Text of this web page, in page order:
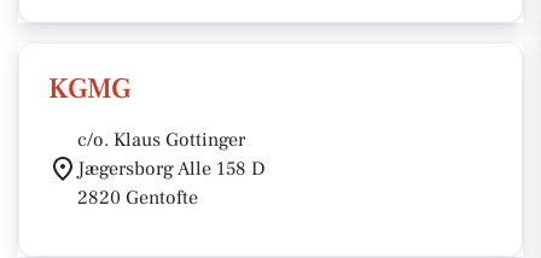
KGMG
c/o. Klaus Gottinger
Jægersborg Alle 158 D
2820 Gentofte